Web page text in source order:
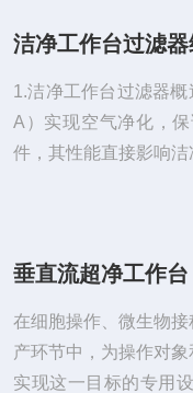
洁净工作台过滤
1.洁净工作台过滤器
A）实现空气净化，
件，其性能直接影响
是否积尘、破损或变
垂直流超净工作
在细胞操作、微生物
产环节中，为操作对
实现这一目标的专用